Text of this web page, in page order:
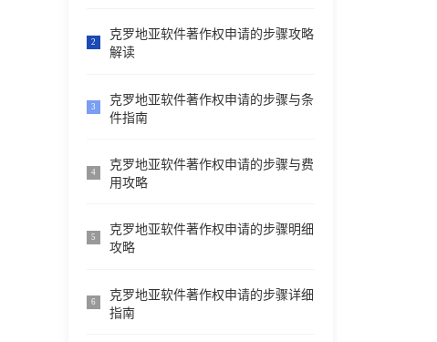
2
克罗地亚软件著作权申请的步骤攻略
解读
3
克罗地亚软件著作权申请的步骤与条
件指南
4
克罗地亚软件著作权申请的步骤与费
用攻略
5
克罗地亚软件著作权申请的步骤明细
攻略
6
克罗地亚软件著作权申请的步骤详细
指南